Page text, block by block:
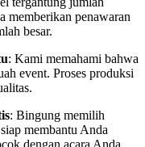
memberikan penawaran
besar.
: Kami memahami bahwa
event. Proses produksi
: Bingung memilih
membantu Anda